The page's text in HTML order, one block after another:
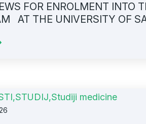
FOR ENROLMENT INTO
AT THE UNIVERSITY OF
,STUDIJ,Studiji medicine